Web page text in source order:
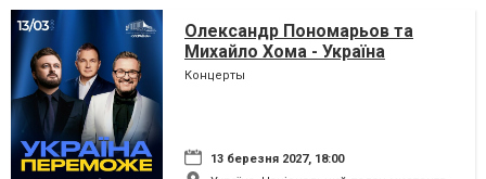
Олександр Пономарьов та
Михайло Хома - Україна
Переможе!
Концерты
13 березня 2027, 18:00